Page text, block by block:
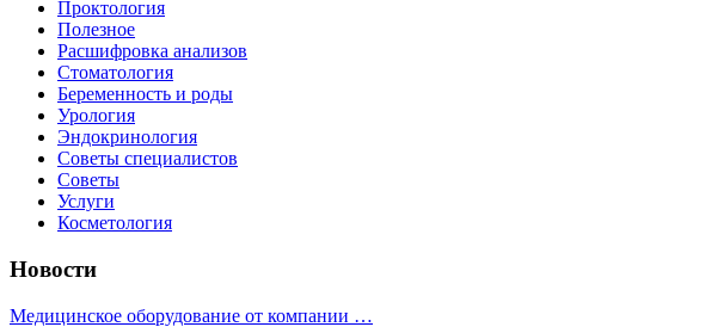
Проктология
Полезное
Расшифровка анализов
Стоматология
Беременность и роды
Урология
Эндокринология
Советы специалистов
Советы
Услуги
Косметология
Новости
Медицинское оборудование от компании …